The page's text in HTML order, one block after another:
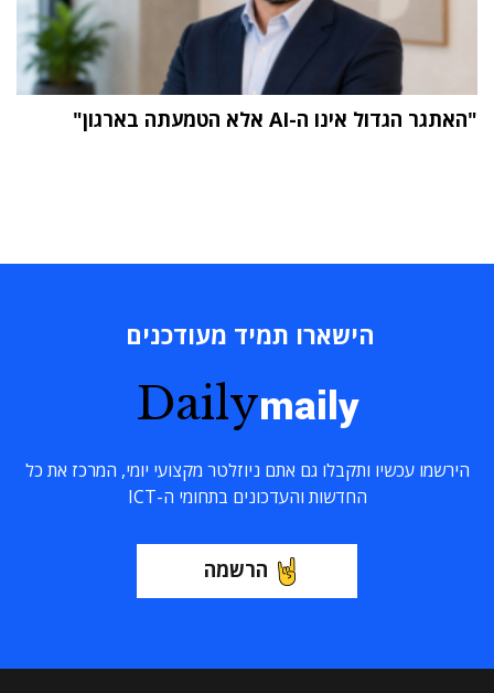
"האתגר הגדול אינו ה-AI אלא הטמעתה בארגון"
הישארו תמיד מעודכנים
Dailymaily
הירשמו עכשיו ותקבלו גם אתם ניוזלטר מקצועי יומי, המרכז את כל
החדשות והעדכונים בתחומי ה-ICT
הרשמה